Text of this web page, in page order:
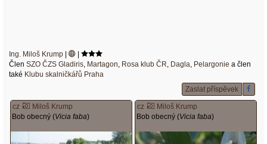
Ing. Miloš Krump |
|
Člen SZO ČZS Gladiris, Martagon, Rosa klub ČR, Dagla, Pelargonie a člen
také Klubu skalničkářů Praha
Zaslat příspěvek
cz
Miloš Krump
Bob obecný (Vicia faba)
cz
Miloš Krump
Bob obecný (Vicia faba)